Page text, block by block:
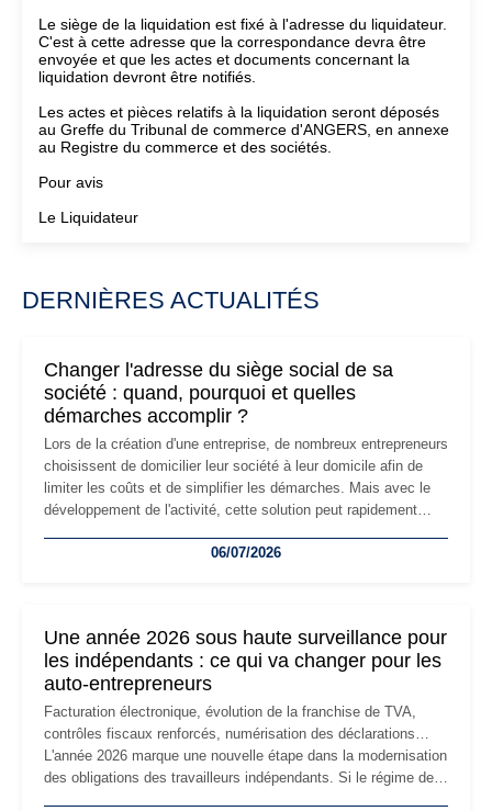
Le siège de la liquidation est fixé à l'adresse du liquidateur.
C'est à cette adresse que la correspondance devra être
envoyée et que les actes et documents concernant la
liquidation devront être notifiés.
Les actes et pièces relatifs à la liquidation seront déposés
au Greffe du Tribunal de commerce d'ANGERS, en annexe
au Registre du commerce et des sociétés.
Pour avis
Le Liquidateur
DERNIÈRES ACTUALITÉS
Changer l'adresse du siège social de sa
société : quand, pourquoi et quelles
démarches accomplir ?
Lors de la création d'une entreprise, de nombreux entrepreneurs
choisissent de domicilier leur société à leur domicile afin de
limiter les coûts et de simplifier les démarches. Mais avec le
développement de l'activité, cette solution peut rapidement
professionnels, recrutement, image de marque… Le
06/07/2026
Une année 2026 sous haute surveillance pour
les indépendants : ce qui va changer pour les
auto-entrepreneurs
Facturation électronique, évolution de la franchise de TVA,
contrôles fiscaux renforcés, numérisation des déclarations…
L'année 2026 marque une nouvelle étape dans la modernisation
des obligations des travailleurs indépendants. Si le régime de